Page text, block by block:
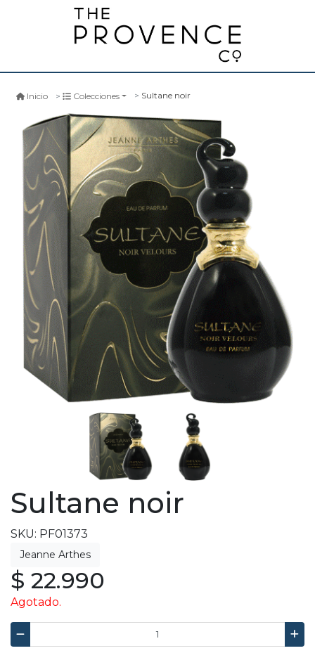
Inicio Colecciones Sultane noir
Sultane noir
SKU: PF01373
$ 22.990
Agotado.